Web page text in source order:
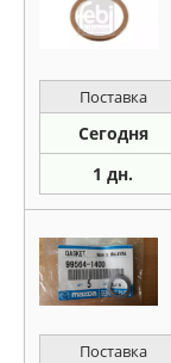
Поставка
Сегодня
1 дн.
Поставка